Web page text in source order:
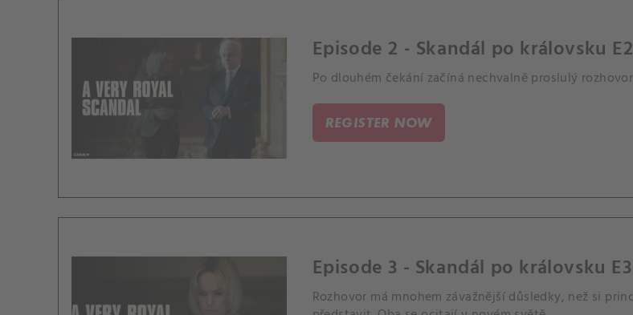
Episode 2 - Skandál po královsku E2
Po dlouhém čekání začíná nechvalně proslulý
REGISTER NOW
Episode 3 - Skandál po královsku E3
Rozhovor má mnohem závažnější důsledky, než si